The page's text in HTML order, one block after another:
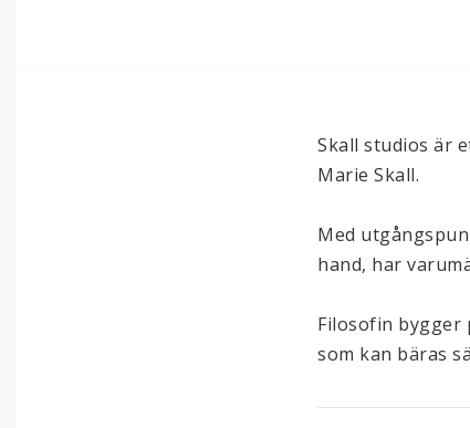
Skall studios är
Marie Skall.
Med
hand, har
Filosofin bygger
som kan bäras
Design språket